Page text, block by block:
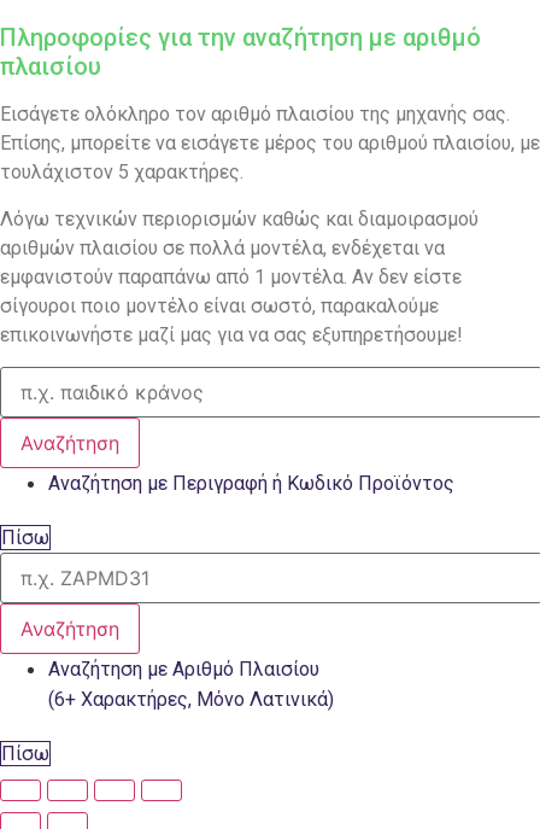
Πληροφορίες για την αναζήτηση με αριθμό
πλαισίου
Εισάγετε ολόκληρο τον αριθμό πλαισίου της μηχανής σας.
Επίσης, μπορείτε να εισάγετε μέρος του αριθμού πλαισίου, με
τουλάχιστον 5 χαρακτήρες.
Λόγω τεχνικών περιορισμών καθώς και διαμοιρασμού
αριθμών πλαισίου σε πολλά μοντέλα, ενδέχεται να
εμφανιστούν παραπάνω από 1 μοντέλα. Αν δεν είστε
σίγουροι ποιο μοντέλο είναι σωστό, παρακαλούμε
επικοινωνήστε μαζί μας για να σας εξυπηρετήσουμε!
Αναζήτηση
Αναζήτηση με Περιγραφή ή Κωδικό Προϊόντος
Πίσω
Αναζήτηση
Αναζήτηση με Αριθμό Πλαισίου
(6+ Χαρακτήρες, Μόνο Λατινικά)
Πίσω